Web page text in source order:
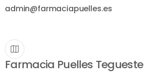
admin@farmaciapuelles.es
Farmacia Puelles Tegueste